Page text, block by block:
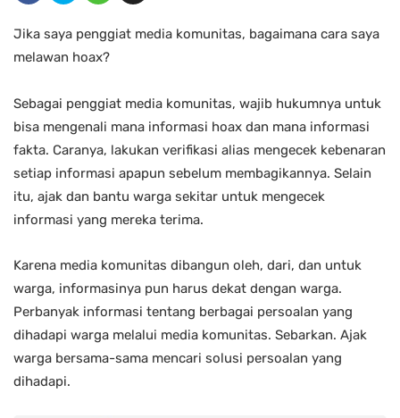
Jika saya penggiat media komunitas, bagaimana cara saya
melawan hoax?
Sebagai penggiat media komunitas, wajib hukumnya untuk
bisa mengenali mana informasi hoax dan mana informasi
fakta. Caranya, lakukan verifikasi alias mengecek kebenaran
setiap informasi apapun sebelum membagikannya. Selain
itu, ajak dan bantu warga sekitar untuk mengecek
informasi yang mereka terima.
Karena media komunitas dibangun oleh, dari, dan untuk
warga, informasinya pun harus dekat dengan warga.
Perbanyak informasi tentang berbagai persoalan yang
dihadapi warga melalui media komunitas. Sebarkan. Ajak
warga bersama-sama mencari solusi persoalan yang
dihadapi.